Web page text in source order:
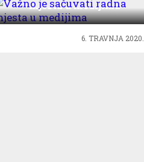
mjesta u medijima
6. TRAVNJA 2020.